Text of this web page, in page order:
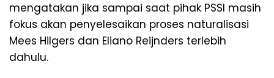
mengatakan jika sampai saat pihak PSSI masih
fokus akan penyelesaikan proses naturalisasi
Mees Hilgers dan Eliano Reijnders terlebih
dahulu.